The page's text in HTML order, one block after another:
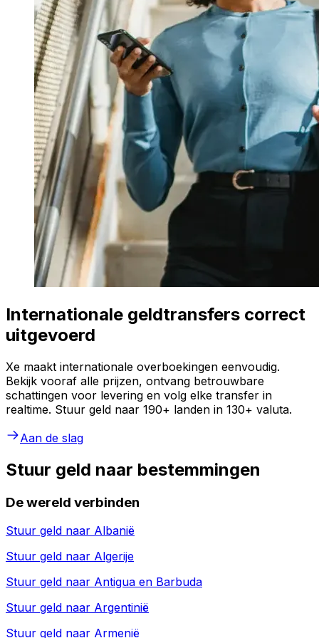
Internationale geldtransfers correct
uitgevoerd
Xe maakt internationale overboekingen eenvoudig.
Bekijk vooraf alle prijzen, ontvang betrouwbare
schattingen voor levering en volg elke transfer in
realtime. Stuur geld naar 190+ landen in 130+ valuta.
Aan de slag
Stuur geld naar bestemmingen
De wereld verbinden
Stuur geld naar Albanië
Stuur geld naar Algerije
Stuur geld naar Antigua en Barbuda
Stuur geld naar Argentinië
Stuur geld naar Armenië